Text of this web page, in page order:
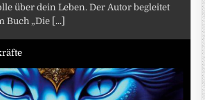
über dein Leben. Der Autor begleitet
Buch „Die [...]